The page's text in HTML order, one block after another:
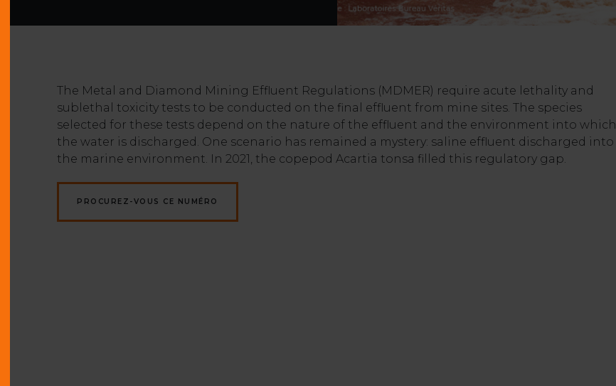
The Metal and Diamond Mining Effluent Regulations (MDMER) require acute lethality and
sublethal toxicity tests to be conducted on the final effluent from mine sites. The species
selected for these tests depend on the nature of the effluent and the environment into which
the water is discharged. One scenario has remained a mystery: saline effluent discharged into
the marine environment. In 2021, the copepod Acartia tonsa filled this regulatory gap.
PROCUREZ-VOUS CE NUMÉRO